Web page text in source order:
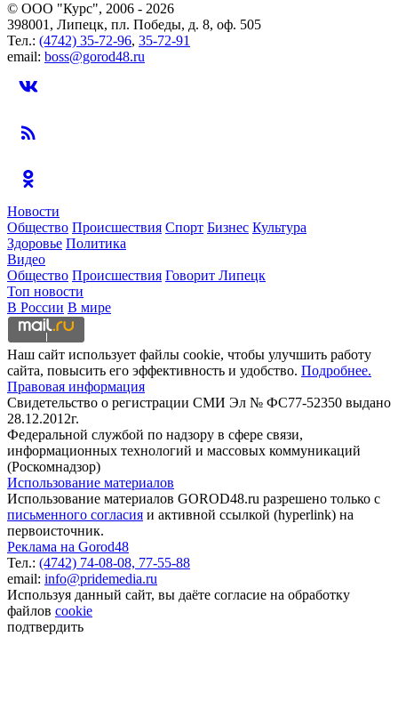
© ООО "Курс", 2006 - 2026
398001, Липецк, пл. Победы, д. 8, оф. 505
Тел.: (4742) 35-72-96, 35-72-91
email: boss@gorod48.ru
Новости
Общество Происшествия Спорт Бизнес Культура
Здоровье Политика
Видео
Общество Происшествия Говорит Липецк
Топ новости
В России В мире
Наш сайт использует файлы cookie, чтобы улучшить работу
сайта, повысить его эффективность и удобство. Подробнее.
Правовая информация
Свидетельство о регистрации СМИ Эл № ФС77-52350 выдано
28.12.2012г.
Федеральной службой по надзору в сфере связи,
информационных технологий и массовых коммуникаций
(Роскомнадзор)
Использование материалов
Использование материалов GOROD48.ru разрешено только с
письменного согласия и активной ссылкой (hyperlink) на
первоисточник.
Реклама на Gorod48
Тел.: (4742) 74-08-08, 77-55-88
email: info@pridemedia.ru
Используя данный сайт, вы даёте согласие на обработку
файлов cookie
подтвердить